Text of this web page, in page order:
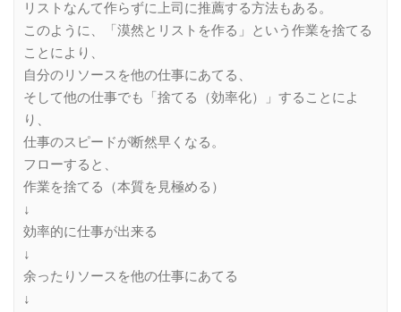
リストなんて作らずに上司に推薦する方法もある。
このように、「漠然とリストを作る」という作業を捨てる
ことにより、
自分のリソースを他の仕事にあてる、
そして他の仕事でも「捨てる（効率化）」することによ
り、
仕事のスピードが断然早くなる。
フローすると、
作業を捨てる（本質を見極める）
↓
効率的に仕事が出来る
↓
余ったりソースを他の仕事にあてる
↓